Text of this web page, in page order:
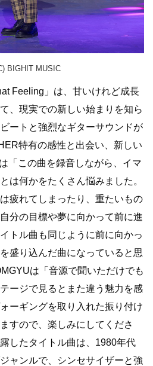
BIGHIT MUSIC
Feeling」は、甘いけれど成長
、現実での新しい始まりを知ら
ートと強烈なギターサウンドが
特有の感性と出会い、新しい
「この曲を録音しながら、イマ
は何かをたくさん悩みました。
疲れてしまったり、重たいもの
分の目標や夢に向かって前に進
トル曲も同じように前に向かっ
盛り込んだ曲になっていると思
は「音源で聞いただけでも
ージで見るとまた違う魅力を感
ーギングを取り入れた振り付け
すので、楽しみにしてくださ
したタイトル曲は、1980年代
ャンルで、シンセサイザーと強